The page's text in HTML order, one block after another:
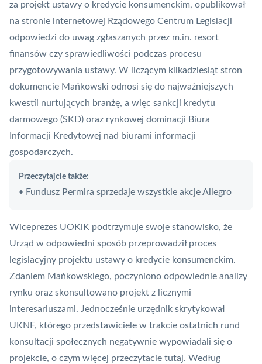
za projekt ustawy o kredycie konsumenckim, opublikował
na stronie internetowej Rządowego Centrum Legislacji
odpowiedzi do uwag zgłaszanych przez m.in. resort
finansów czy sprawiedliwości podczas procesu
przygotowywania ustawy. W liczącym kilkadziesiąt stron
dokumencie Mańkowski odnosi się do najważniejszych
kwestii nurtujących branżę, a więc sankcji kredytu
darmowego (SKD) oraz rynkowej dominacji Biura
Informacji Kredytowej nad biurami informacji
gospodarczych.
Przeczytajcie także:
• Fundusz Permira sprzedaje wszystkie akcje Allegro
Wiceprezes UOKiK podtrzymuje swoje stanowisko, że
Urząd w odpowiedni sposób przeprowadził proces
legislacyjny projektu ustawy o kredycie konsumenckim.
Zdaniem Mańkowskiego, poczyniono odpowiednie analizy
rynku oraz skonsultowano projekt z licznymi
interesariuszami. Jednocześnie urzędnik skrytykował
UKNF, którego przedstawiciele w trakcie ostatnich rund
konsultacji społecznych negatywnie wypowiadali się o
projekcie, o czym więcej przeczytacie tutaj. Według